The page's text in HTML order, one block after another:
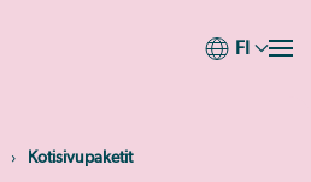
FI
Kotisivupaketit